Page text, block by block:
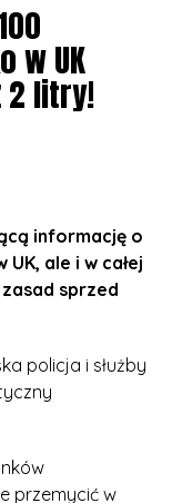
w UK
2 litry!
informację o
ale i w całej
sprzed
policja i służby
przemycić w